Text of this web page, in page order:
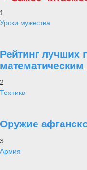
1
Уроки мужества
Рейтинг лучших
математическим
2
Техника
Оружие
3
Армия